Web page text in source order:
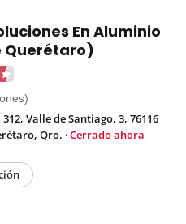
En Aluminio
Querétaro)
Valle de Santiago, 3, 76116
Qro. ·Cerrado ahora